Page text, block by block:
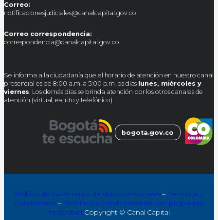
Correo:
notificacionesjudiciales@canalcapital.gov.co
Correo correspondencia:
correspondencia@canalcapital.gov.co
Se informa a la ciudadanía que el horario de atención en nuestro canal
presencial es de 8:00 a.m. a 5:00 p.m los días lunes, miércoles y
viernes . Los demás días se brinda atención por los otros canales de
atención (virtual, escrito y telefónico).
bogota.gov.co
Política de tratamiento de datos personales–Términos y
Condiciones –Términos y condiciones de uso propiedad
intelectual Copyright © Canal Capital